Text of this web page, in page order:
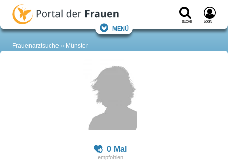
Suche Login
Menü
Frauenarztsuche Münster
0 Mal